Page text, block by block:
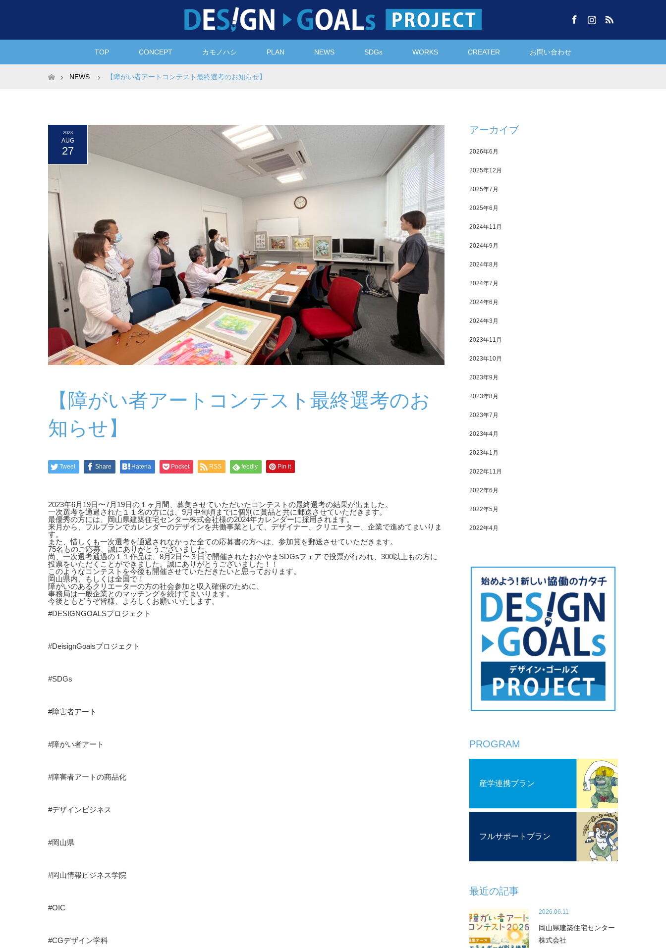
Facebook
TOP CONCEPT カモノハシ PLAN NEWS SDGs WORKS CREATER お問い合わせ
ホームNEWS 【障がい者アートコンテスト最終選考のお知らせ】
2023
AUG
27
【障がい者アートコンテスト最終選考のお
知らせ】
Tweet Share Hatena Pocket RSS feedly Pin it
2023年6月19日〜7月19日の１ヶ月間、募集させていただいたコンテストの最終選考の結果が出ました。
一次選考を通過された１１名の方には、9月中旬頃までに個別に賞品と共に郵送させていただきます。
最優秀の方には、岡山県建築住宅センター株式会社様の2024年カレンダーに採用されます。
来月から、フルプランでカレンダーのデザインを共働事業として、デザイナー、クリエーター、企業で進めてまいりま
す。
また、惜しくも一次選考を通過されなかった全ての応募書の方へは、参加賞を郵送させていただきます。
75名ものご応募、誠にありがとうございました。
尚、一次選考通過の１１作品は、8月2日〜３日で開催されたおかやまSDGsフェアで投票が行われ、300以上もの方に
投票をいただくことができました。誠にありがとうございました！！
このようなコンテストを今後も開催させていただきたいと思っております。
岡山県内、もしくは全国で！
障がいのあるクリエーターの方の社会参加と収入確保のために、
事務局は一般企業とのマッチングを続けてまいります。
今後ともどうぞ皆様、よろしくお願いいたします。
#DESIGNGOALSプロジェクト
#DeisignGoalsプロジェクト
#SDGs
#障害者アート
#障がい者アート
#障害者アートの商品化
#デザインビジネス
#岡山県
#岡山情報ビジネス学院
#OIC
#CGデザイン学科
アーカイブ
2026年6月
2025年12月
2025年7月
2025年6月
2024年11月
2024年9月
2024年8月
2024年7月
2024年6月
2024年3月
2023年11月
2023年10月
2023年9月
2023年8月
2023年7月
2023年4月
2023年1月
2022年11月
2022年6月
2022年5月
2022年4月
PROGRAM
産学連携プラン
フルサポートプラン
最近の記事
2026.06.11
岡山県建築住宅センター
株式会社